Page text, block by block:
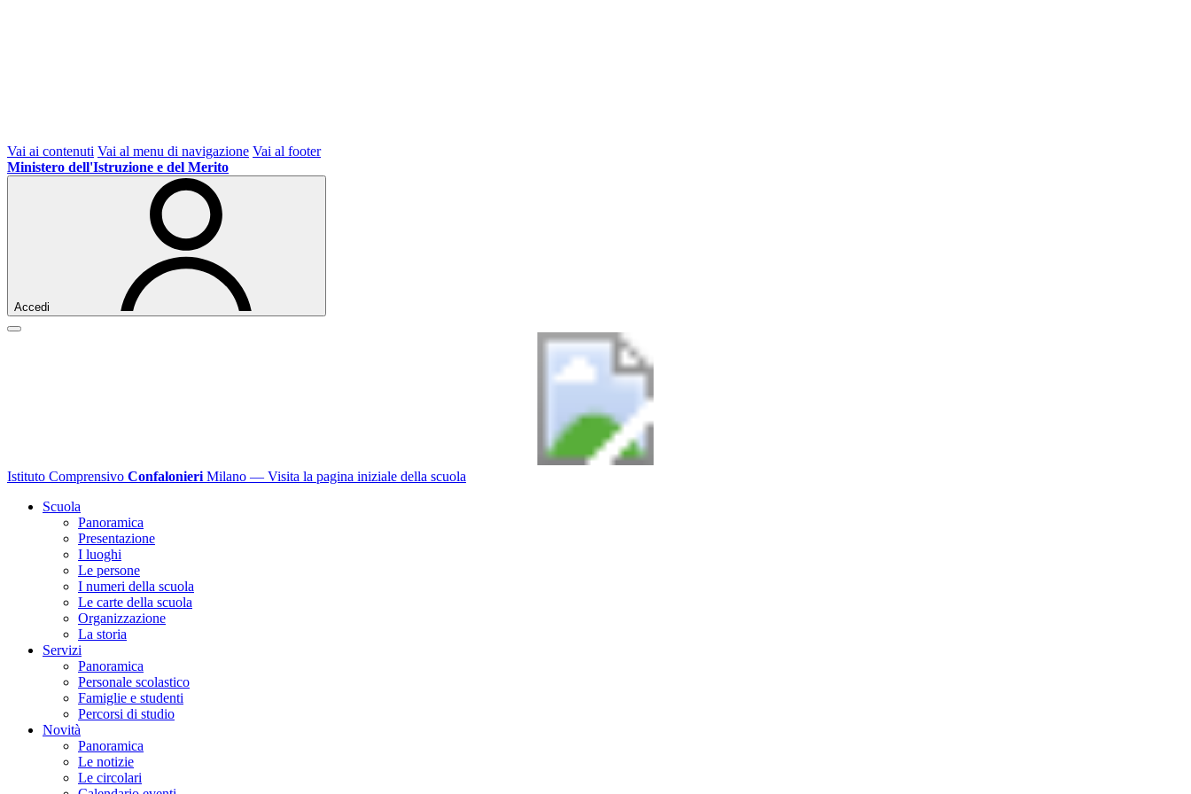
Vai ai contenuti Vai al menu di navigazione Vai al footer
Ministero dell'Istruzione e del Merito
Accedi
Istituto Comprensivo Confalonieri Milano — Visita la pagina iniziale della scuola
Scuola
Panoramica
Presentazione
I luoghi
Le persone
I numeri della scuola
Le carte della scuola
Organizzazione
La storia
Servizi
Panoramica
Personale scolastico
Famiglie e studenti
Percorsi di studio
Novità
Panoramica
Le notizie
Le circolari